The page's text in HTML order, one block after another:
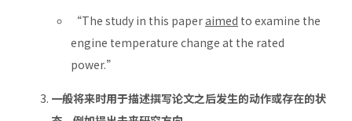
“The study in this paperaimed to examine the
engine temperature change at the rated
power.”
一般将来时用于描述撰写论文之后发生的动作或存在的状